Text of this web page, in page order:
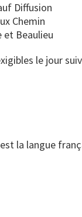
Diffusion
Chemin
et Beaulieu
le jour
la langue